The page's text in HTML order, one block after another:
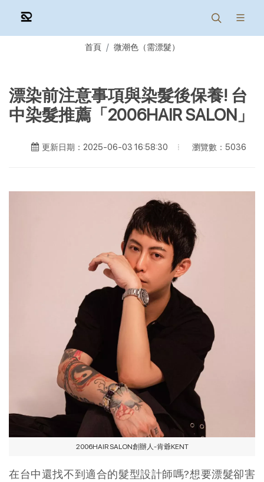
首頁 微潮色（需漂髮）
漂染前注意事項與染髮後保養! 台
中染髮推薦「2006HAIR SALON」
更新日期：2025-06-03 16:58:30 瀏覽數：5036
2006HAIR SALON創辦人-肯爺KENT
在台中還找不到適合的髮型設計師嗎?想要漂髮卻害